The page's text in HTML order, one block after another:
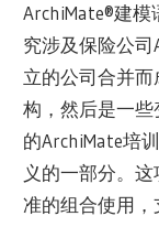
ArchiMate®建模
究涉及保险公
立的公司合并
构，然后是一
的ArchiMate培
义的一部分。
准的组合使用